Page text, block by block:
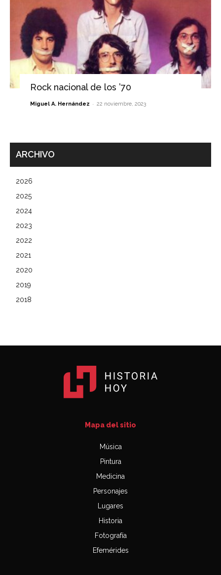
Rock nacional de los ’70
Miguel A. Hernández - 22 noviembre, 2023
ARCHIVO
2026
2025
2024
2023
2022
2021
2020
2019
2018
Mapa del sitio
Música
Pintura
Medicina
Personajes
Lugares
Historia
Fotografía
Efemérides